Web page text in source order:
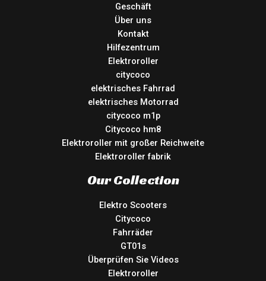
Geschäft
Über uns
Kontakt
Hilfezentrum
Elektroroller
citycoco
elektrisches Fahrrad
elektrisches Motorrad
citycoco m1p
Citycoco hm8
Elektroroller mit großer Reichweite
Elektroroller fabrik
Our Collection
Elektro Scooters
Citycoco
Fahrräder
GT01s
Überprüfen Sie Videos
Elektroroller